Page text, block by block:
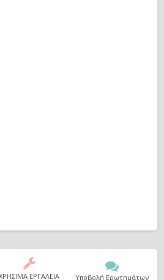
ΕΡΓΑΛΕΙΑ Υποβολή Ερωτημάτων